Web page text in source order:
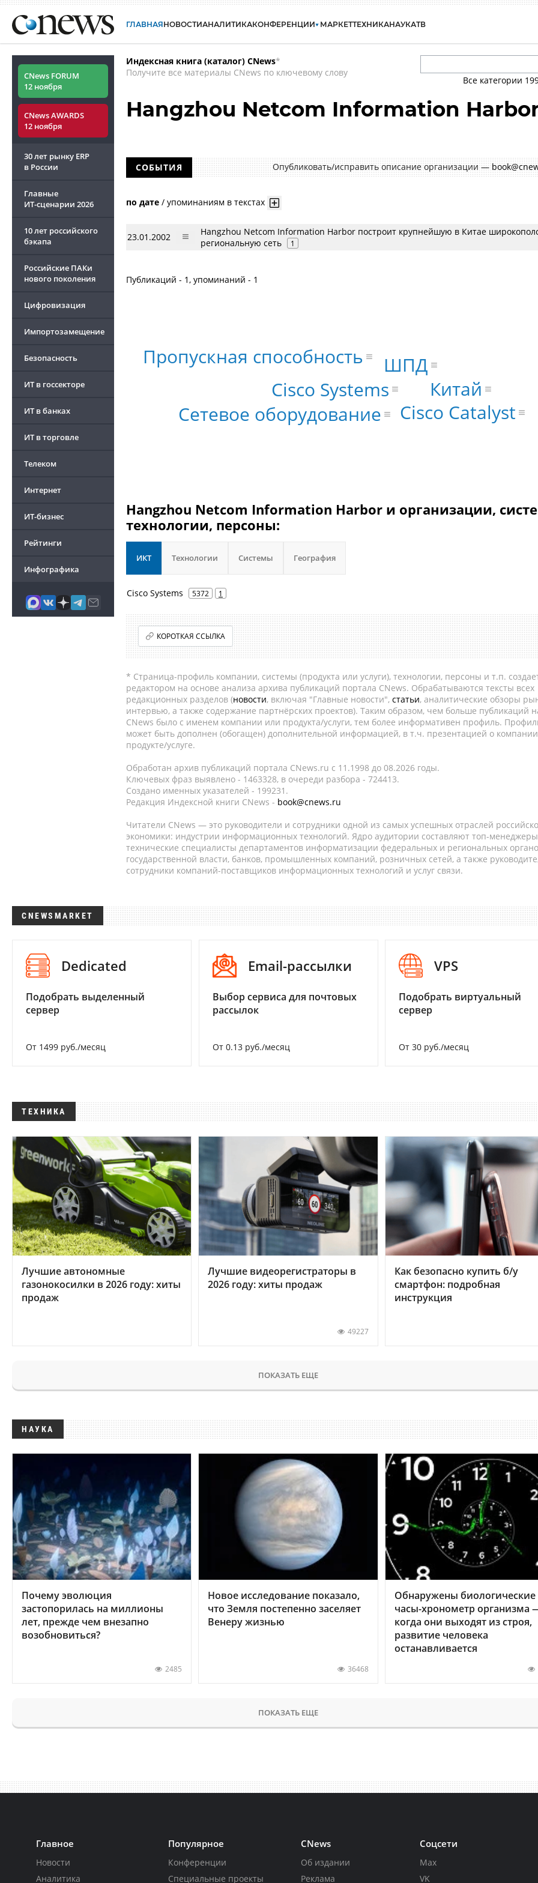
ГЛАВНАЯНОВОСТИАНАЛИТИКАКОНФЕРЕНЦИИ МАРКЕТТЕХНИКАНАУКАТВ
CNews FORUM
12 ноября
CNews AWARDS
12 ноября
30 лет рынку ERP
в России
Главные
ИТ-сценарии 2026
10 лет российского
бэкапа
Российские ПАКи
нового поколения
Цифровизация
Импортозамещение
Безопасность
ИТ в госсекторе
ИТ в банках
ИТ в торговле
Телеком
Интернет
ИТ-бизнес
Рейтинги
Инфографика
Индексная книга (каталог) CNews*
Получите все материалы CNews по ключевому слову
Все категории
Hangzhou Netcom Information
СОБЫТИЯ Опубликовать/исправить описание организации —
по дате / упоминаниям в текстах
23.01.2002
Hangzhou Netcom Information Harbor построит крупнейшую в Китае
региональную сеть
1
Публикаций - 1, упоминаний - 1
Cisco Systems
ШПД
Сетевое оборудование
Пропускная способность
Cisco Catalyst
Китай
Hangzhou Netcom Information Harbor и организации,
технологии, персоны:
ИКТ Технологии Системы География
Cisco Systems 5372 1
КОРОТКАЯ ССЫЛКА
* Страница-профиль компании, системы (продукта или услуги), технологии, персоны и т.п.
редактором на основе анализа архива публикаций портала CNews. Обрабатываются тексты всех
редакционных разделов (новости, включая "Главные новости", статьи, аналитические обзоры
интервью, а также содержание партнёрских проектов). Таким образом, чем больше публикаций
CNews было с именем компании или продукта/услуги, тем более информативен профиль.
может быть дополнен (обогащен) дополнительной информацией, в т.ч. презентацией о
продукте/услуге.
Обработан архив публикаций портала CNews.ru c 11.1998 до 08.2026 годы.
Ключевых фраз выявлено - 1463328, в очереди разбора - 724413.
Создано именных указателей - 199231.
Редакция Индексной книги CNews - book@cnews.ru
Читатели CNews — это руководители и сотрудники одной из самых успешных отраслей
экономики: индустрии информационных технологий. Ядро аудитории составляют топ-
технические специалисты департаментов информатизации федеральных и региональных
государственной власти, банков, промышленных компаний, розничных сетей, а также
сотрудники компаний-поставщиков информационных технологий и услуг связи.
CNEWSMARKET
Dedicated
Подобрать выделенный
сервер
От 1499 руб./месяц
Email-рассылки
Выбор сервиса для почтовых
рассылок
От 0.13 руб./месяц
VPS
Подобрать виртуальный
сервер
От 30 руб./месяц
ТЕХНИКА
Лучшие автономные
газонокосилки в 2026 году: хиты
продаж
Лучшие видеорегистраторы в
2026 году: хиты продаж
49227
Как безопасно купить б/у
смартфон: подробная
инструкция
ПОКАЗАТЬ ЕЩЕ
НАУКА
Почему эволюция
застопорилась на миллионы
лет, прежде чем внезапно
возобновиться?
2485
Новое исследование показало,
что Земля постепенно заселяет
Венеру жизнью
36468
Обнаружены биологические
часы-хронометр организма
когда они выходят из строя,
развитие человека
останавливается
ПОКАЗАТЬ ЕЩЕ
Главное
Новости
Аналитика
Популярное
Конференции
Специальные проекты
CNews
Об издании
Реклама
Соцсети
Max
VK